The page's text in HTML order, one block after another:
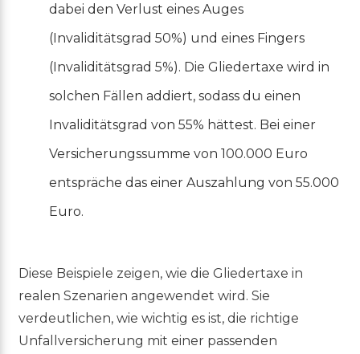
dabei den Verlust eines Auges
(Invaliditätsgrad 50%) und eines Fingers
(Invaliditätsgrad 5%). Die Gliedertaxe wird in
solchen Fällen addiert, sodass du einen
Invaliditätsgrad von 55% hättest. Bei einer
Versicherungssumme von 100.000 Euro
entspräche das einer Auszahlung von 55.000
Euro.
Diese Beispiele zeigen, wie die Gliedertaxe in
realen Szenarien angewendet wird. Sie
verdeutlichen, wie wichtig es ist, die richtige
Unfallversicherung mit einer passenden